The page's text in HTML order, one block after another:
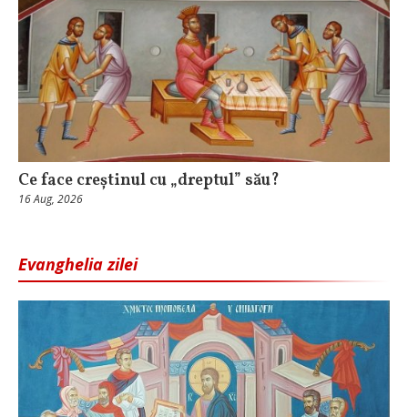
Ce face creștinul cu „dreptul” său?
16 Aug, 2026
Evanghelia zilei